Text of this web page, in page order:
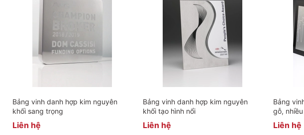
Bảng vinh danh hợp kim nguyên
khối sang trọng
Liên hệ
Bảng vinh danh hợp kim nguyên
khối tạo hình nổi
Liên hệ
Bảng
gỗ,
tranh
theo yêu
Liên hệ